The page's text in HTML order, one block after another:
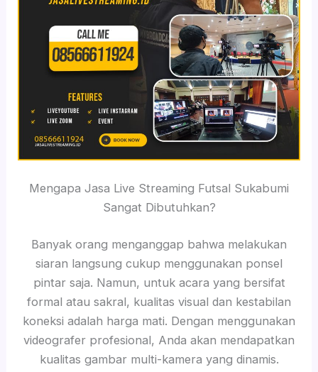
Mengapa Jasa Live Streaming Futsal Sukabumi
Sangat Dibutuhkan?
Banyak orang menganggap bahwa melakukan
siaran langsung cukup menggunakan ponsel
pintar saja. Namun, untuk acara yang bersifat
formal atau sakral, kualitas visual dan kestabilan
koneksi adalah harga mati. Dengan menggunakan
videografer profesional, Anda akan mendapatkan
kualitas gambar multi-kamera yang dinamis.